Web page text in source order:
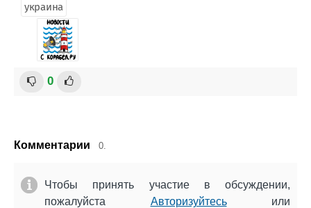
украина
0
Комментарии 0.
Чтобы принять участие в обсуждении,
пожалуйста Авторизуйтесьили